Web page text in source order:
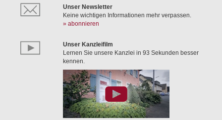
Unser Newsletter
Keine wichtigen Informationen mehr verpassen.
» abonnieren
Unser Kanzleifilm
Lernen Sie unsere Kanzlei in 93 Sekunden besser
kennen.